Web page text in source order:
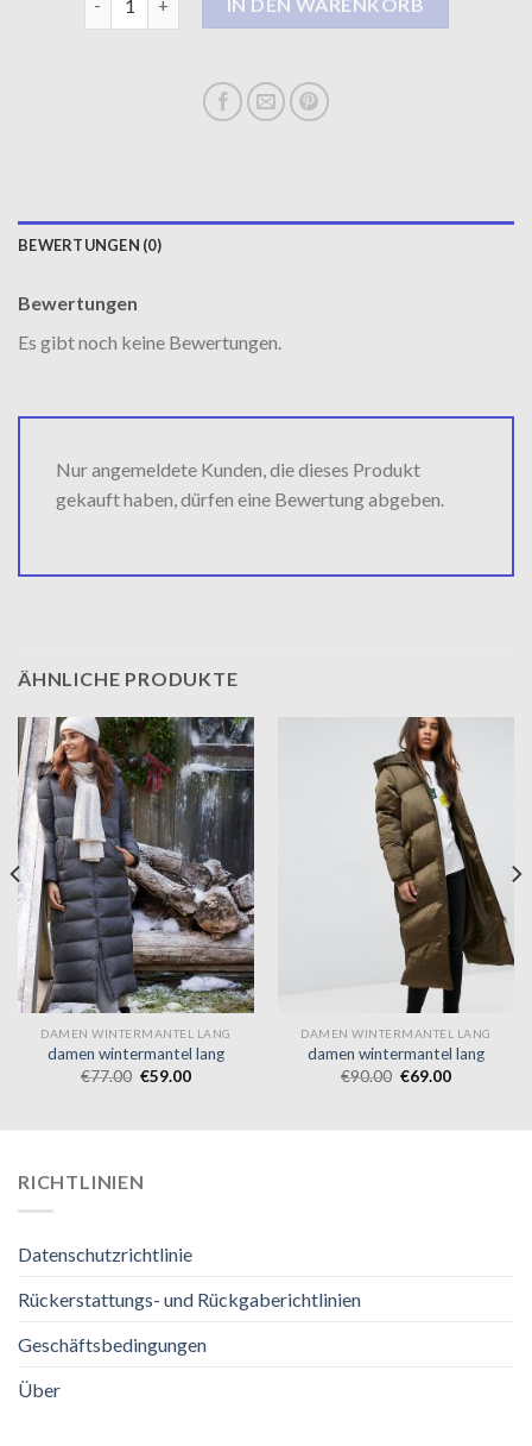
IN DEN WARENKORB
BEWERTUNGEN (0)
Bewertungen
Es gibt noch keine Bewertungen.
Nur angemeldete Kunden, die dieses Produkt
gekauft haben, dürfen eine Bewertung abgeben.
ÄHNLICHE PRODUKTE
DAMEN WINTERMANTEL LANG
damen wintermantel lang
€77.00 €59.00
DAMEN WINTERMANTEL LANG
damen wintermantel lang
€90.00 €69.00
RICHTLINIEN
Datenschutzrichtlinie
Rückerstattungs- und Rückgaberichtlinien
Geschäftsbedingungen
Über